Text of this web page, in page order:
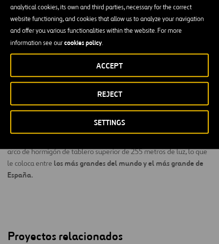
analytical cookies, its own and third parties, necessary for the correct
website functioning, and cookies that allow us to analyze your navigation
and offer you various functionalities within the website. For more
information see ourcookies policy.
SETTINGS
REJECT
ACCEPT
Este puente de arco construido sobre el barranco de
Los Tilos es uno de nuestros proyectos de ingeniería
La construcción del Arco de los Tilos se enmarca en el proyecto de
acondicionamiento de la carretera C-830 de Santa Cruz de la
Palma a Puntagorda por el norte, tramo Tenagua Los Sauces.
En dicha obra se incluye el proyecto de construcción del
arco de hormigón de tablero superior de 255 metros de luz, lo que
le coloca entre los más grandes del mundo y el más grande de
España.
Proyectos relacionados